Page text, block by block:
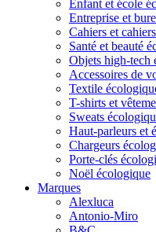
Enfant et école
Entreprise et
Cahiers et
Santé et beauté
Objets high-tech
Accessoires de
Textile
T-shirts et
Sweats
Haut-parleurs et
Chargeurs
Porte-clés
Noël écologique
Marques
Alexluca
Antonio-Miro